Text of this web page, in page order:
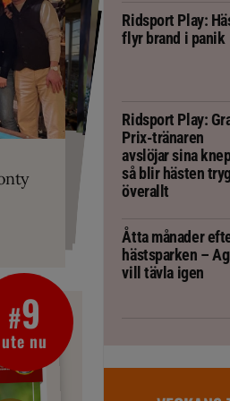
är allt
fång
blivit
tränaren
#9
ute nu
Ridsport Play:
flyr brand i panik
Ridsport Play:
Prix-tränaren
avslöjar sina
så blir hästen
överallt
Åtta månader
hästsparken –
vill tävla igen